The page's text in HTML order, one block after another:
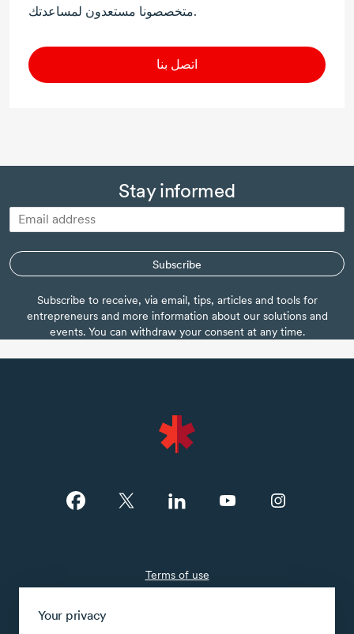
Your privacy
متخصصونا مستعدون لمساعدتك.
اتصل بنا
Stay informed
Subscribe
Subscribe to receive, via email, tips, articles and tools for
entrepreneurs and more information about our solutions and
events. You can withdraw your consent at any time.
Terms of use